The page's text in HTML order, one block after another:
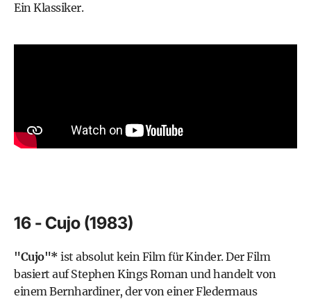
Ein Klassiker.
16 - Cujo (1983)
"Cujo"* ist absolut kein Film für Kinder. Der Film
basiert auf Stephen Kings Roman und handelt von
einem Bernhardiner, der von einer Fledermaus